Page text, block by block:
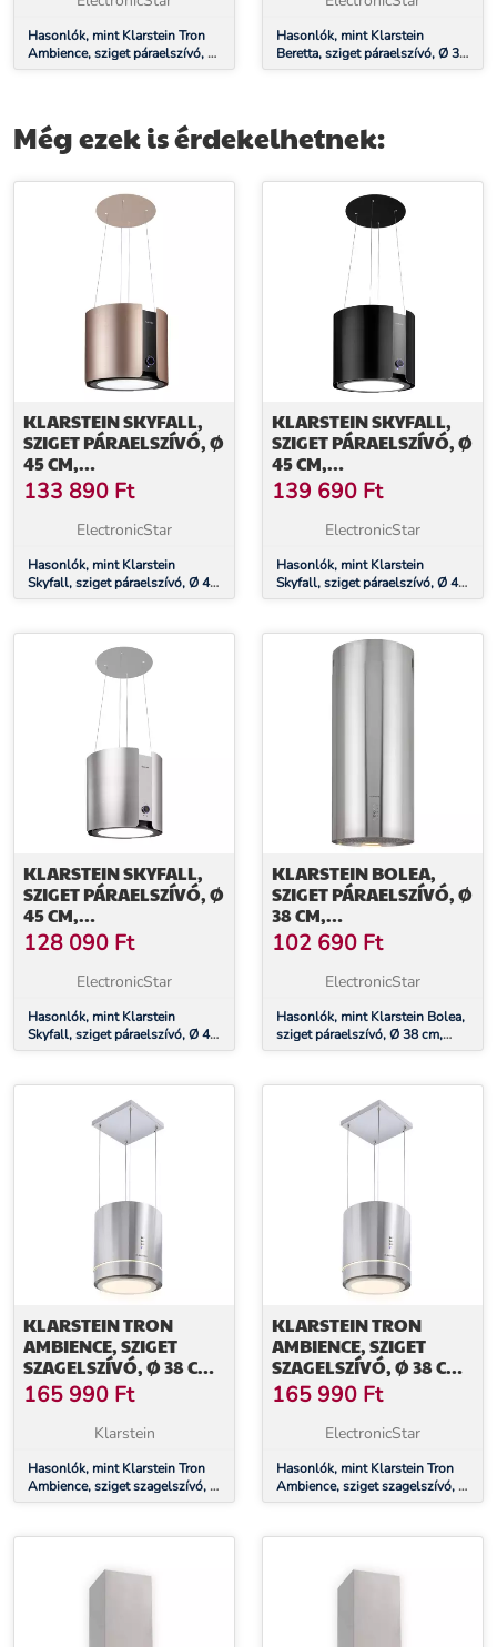
Hasonlók, mint Klarstein Tron
Ambience, sziget páraelszívó, Ø
38 cm, légkeringetés, 540 m³/ó,
Hasonlók, mint Klarstein
Beretta, sziget páraelszívó, Ø 35
cm, légkeringetés, 650 m³/ó,
Még ezek is érdekelhetnek:
KLARSTEIN SKYFALL,
SZIGET PÁRAELSZÍVÓ, Ø
45 CM,
LÉGKERINGETÉS, 402
M³/Ó, LED, NEMESACÉL,
ARANY
133 890 Ft
ElectronicStar
Hasonlók, mint Klarstein
Skyfall, sziget páraelszívó, Ø 45
cm, légkeringetés, 402 m³/ó,
KLARSTEIN SKYFALL,
SZIGET PÁRAELSZÍVÓ, Ø
45 CM,
LÉGKERINGETÉS, 402
M³/Ó, LED, NEMESACÉL,
FEKETE
139 690 Ft
ElectronicStar
Hasonlók, mint Klarstein
Skyfall, sziget páraelszívó, Ø 45
cm, légkeringetés, 402 m³/ó,
KLARSTEIN SKYFALL,
SZIGET PÁRAELSZÍVÓ, Ø
45 CM,
LÉGKERINGETÉS, 402
M³/Ó, LED, NEMESACÉL,
128 090 Ft
ElectronicStar
Hasonlók, mint Klarstein
Skyfall, sziget páraelszívó, Ø 45
cm, légkeringetés, 402 m³/ó,
KLARSTEIN BOLEA,
SZIGET PÁRAELSZÍVÓ, Ø
38 CM,
RECIRKULÁCIÓS/ELSZÍVÁS
ÜZEMMÓD, 600 M³/Ó,
LED, AKTÍVSZÉN
102 690 Ft
ElectronicStar
Hasonlók, mint Klarstein Bolea,
sziget páraelszívó, Ø 38 cm,
recirkulációs/elszívás üzemmód,
szűrőkkel
KLARSTEIN TRON
AMBIENCE, SZIGET
SZAGELSZÍVÓ, Ø 38 CM,
LÉGKERINGETÉS, 540
M³/Ó, LED, NEMESACÉL
165 990 Ft
Klarstein
Hasonlók, mint Klarstein Tron
Ambience, sziget szagelszívó, Ø
38 cm, légkeringetés, 540 m³/ó,
KLARSTEIN TRON
AMBIENCE, SZIGET
SZAGELSZÍVÓ, Ø 38 CM,
LÉGKERINGETÉS, 540
M³/Ó, LED, NEMESACÉL
165 990 Ft
ElectronicStar
Hasonlók, mint Klarstein Tron
Ambience, sziget szagelszívó, Ø
38 cm, légkeringetés, 540 m³/ó,